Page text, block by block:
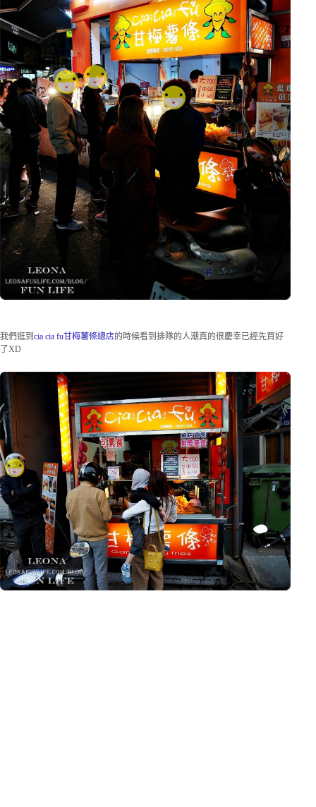
我們逛到 cia cia fu甘梅薯條總店的時候看到排隊的人潮真的很慶幸已經先買好
了XD